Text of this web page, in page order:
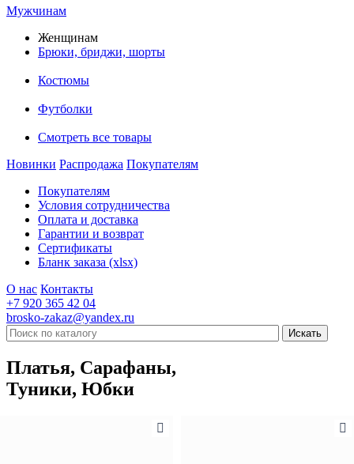
Мужчинам
Женщинам
Брюки, бриджи, шорты
Костюмы
Футболки
Смотреть все товары
Новинки Распродажа Покупателям
Покупателям
Условия сотрудничества
Оплата и доставка
Гарантии и возврат
Сертификаты
Бланк заказа (xlsx)
О нас Контакты
+7 920 365 42 04
brosko-zakaz@yandex.ru
Платья, Сарафаны,
Туники, Юбки